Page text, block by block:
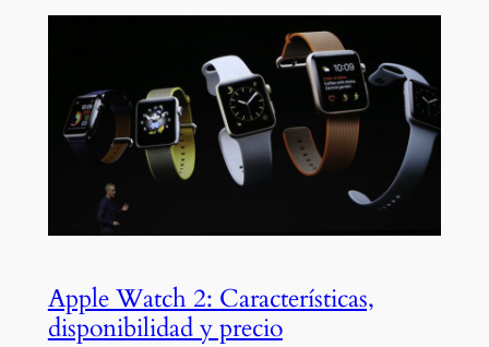
Apple Watch 2: Características,
disponibilidad y precio